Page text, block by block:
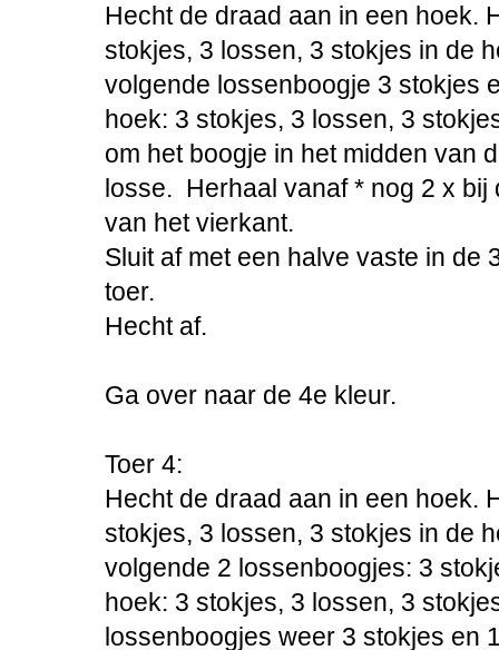
Hecht de draad aan in een hoek.
stokjes, 3 lossen, 3 stokjes in de
volgende lossenboogje 3 stokjes
hoek: 3 stokjes, 3 lossen, 3
om het boogje in het midden van
losse. Herhaal vanaf * nog 2 x
van het vierkant.
Sluit af met een halve vaste in de
toer.
Hecht af.
Ga over naar de 4e kleur.
Toer 4:
Hecht de draad aan in een hoek.
stokjes, 3 lossen, 3 stokjes in de
volgende 2 lossenboogjes: 3
hoek: 3 stokjes, 3 lossen, 3
lossenboogjes weer 3 stokjes en